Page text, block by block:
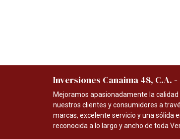
Inversiones Canaima 48, C.A. -
Mejoramos apasionadamente la calidad
nuestros clientes y consumidores a
marcas, excelente servicio y una sólida
reconocida a lo largo y ancho de toda